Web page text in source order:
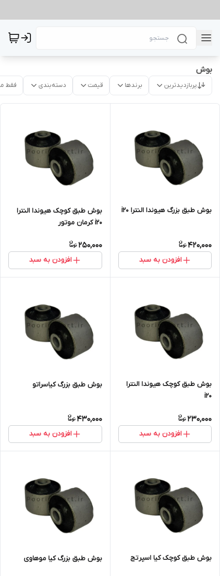
بوش
پربازدیدترین برندها قیمت دسته‌بندی فقط
بوش طبق بزرگ هیوندا النترا i20
420,000
افزودن به سبد
بوش طبق کوچک هیوندا النترا
i20 کرمان موتور
250,000
افزودن به سبد
بوش طبق کوچک هیوندا النترا
i20
230,000
افزودن به سبد
بوش طبق بزرگ کیاسراتو
430,000
افزودن به سبد
بوش طبق کوچک کیا اسپرتج بوش طبق بزرگ کیا موهاوی